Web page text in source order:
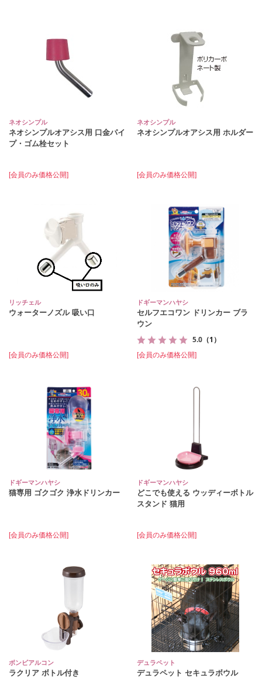
ネオシンプル
ネオシンプルオアシス用 口金パイ
プ・ゴム栓セット
[会員のみ価格公開]
ネオシンプル
ネオシンプルオアシス用 ホルダー
[会員のみ価格公開]
リッチェル
ウォーターノズル 吸い口
[会員のみ価格公開]
ドギーマンハヤシ
セルフエコワン ドリンカー ブラ
ウン
5.0 （1）
[会員のみ価格公開]
ドギーマンハヤシ
猫専用 ゴクゴク 浄水ドリンカー
[会員のみ価格公開]
ドギーマンハヤシ
どこでも使える ウッディーボトル
スタンド 猫用
[会員のみ価格公開]
ボンビアルコン
ラクリア ボトル付き
デュラペット
デュラペット セキュラボウル